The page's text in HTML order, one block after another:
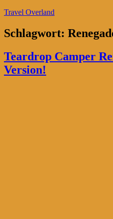
Zum
springen
Travel Overland
Schlagwort:
Teardrop Camper
Version!